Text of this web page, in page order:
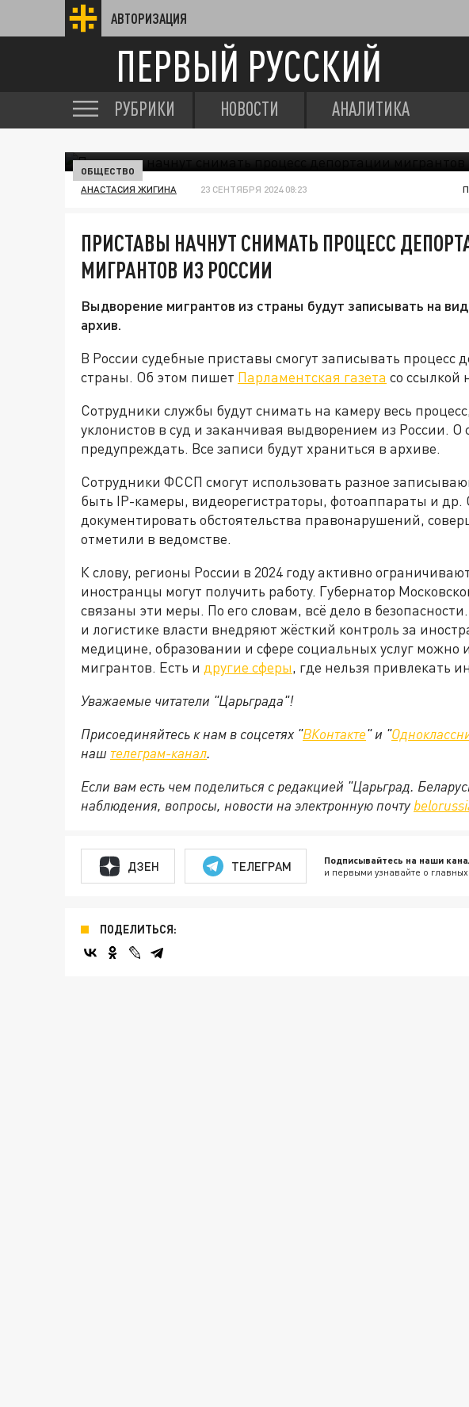
АВТОРИЗАЦИЯ
ПЕРВЫЙ РУССКИЙ
РУБРИКИ НОВОСТИ АНАЛИТИКА
ОБЩЕСТВО
АНАСТАСИЯ ЖИГИНА 23 СЕНТЯБРЯ 2024 08:23
ПРИСТАВЫ НАЧНУТ СНИМАТЬ ПРОЦЕСС
МИГРАНТОВ ИЗ РОССИИ
Выдворение мигрантов из страны будут записывать на
архив.
В России судебные приставы смогут записывать процесс
страны. Об этом пишет Парламентская газета со ссылкой
Сотрудники службы будут снимать на камеру весь
уклонистов в суд и заканчивая выдворением из России.
предупреждать. Все записи будут храниться в архиве.
Сотрудники ФССП смогут использовать разное
быть IP-камеры, видеорегистраторы, фотоаппараты и
документировать обстоятельства правонарушений,
отметили в ведомстве.
К слову, регионы России в 2024 году активно
иностранцы могут получить работу. Губернатор
связаны эти меры. По его словам, всё дело в
и логистике власти внедряют жёсткий контроль за
медицине, образовании и сфере социальных услуг можно
мигрантов. Есть и другие сферы, где нельзя привлекать
Уважаемые читатели "Царьграда"!
Присоединяйтесь к нам в соцсетях "ВКонтакте" и "
наш телеграм-канал.
Если вам есть чем поделиться с редакцией "Царьград.
наблюдения, вопросы, новости на электронную почту
ДЗЕН ТЕЛЕГРАМ Подписывайтесь на наши
и первыми узнавайте о
ПОДЕЛИТЬСЯ: